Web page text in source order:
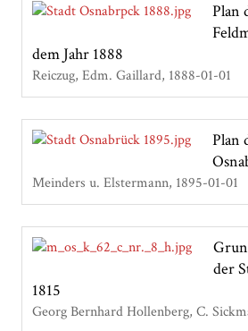
Plan
dem Jahr 1888
Reiczug, Edm. Gaillard 1888-01-01
Plan
Meinders u. Elstermann 1895-01-01
der
1815
Georg Bernhard Hollenberg, C.